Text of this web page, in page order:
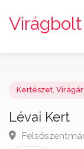
Lévai Kert